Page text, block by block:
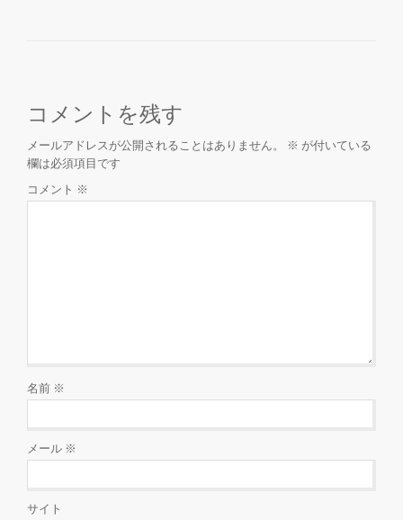
替
コメントを残す
メールアドレスが公開されることはありません。 ※ が付いている
欄は必須項目です
コメント ※
名前 ※
メール ※
サイト